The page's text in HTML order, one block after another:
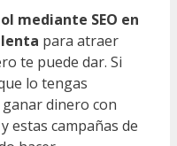
mediante SEO en
lenta para atraer
te puede dar. Si
lo tengas
dinero con
estas campañas de